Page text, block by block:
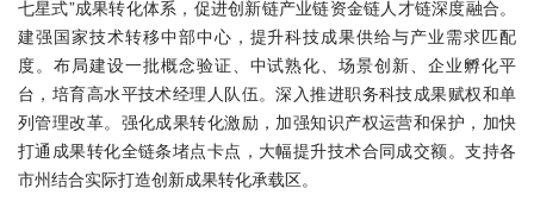
七星式”成果转化体系，促进创新链产业链资金链人才链深度融合。
建强国家技术转移中部中心，提升科技成果供给与产业需求匹配
度。布局建设一批概念验证、中试熟化、场景创新、企业孵化平
台，培育高水平技术经理人队伍。深入推进职务科技成果赋权和单
列管理改革。强化成果转化激励，加强知识产权运营和保护，加快
打通成果转化全链条堵点卡点，大幅提升技术合同成交额。支持各
市州结合实际打造创新成果转化承载区。